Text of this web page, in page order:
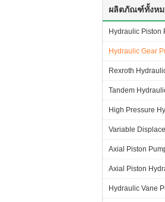
ผลิตภัณฑ์ทั้งห
Hydraulic Piston
Hydraulic Gear
Rexroth
Tandem
High Pressure
Variable
Axial Piston
Axial Piston
Hydraulic Vane